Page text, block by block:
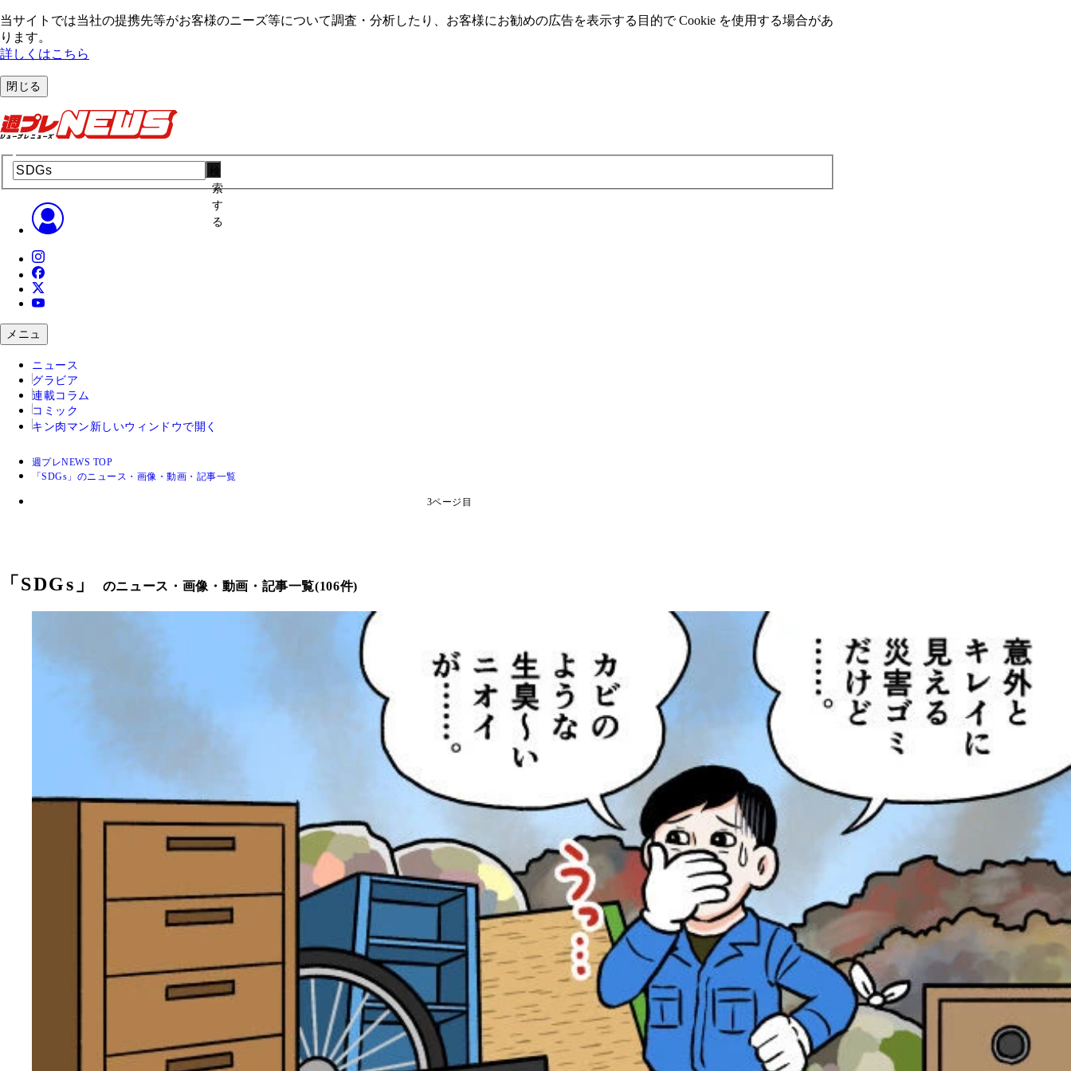
当サイトでは当社の提携先等がお客様のニーズ等について調査・分析したり、お客様にお勧めの広告を表⽰する⽬的で Cookie を使⽤する場合があ
ります。
詳しくはこちら
閉じる
索
す
る
メニュ
ニュース
グラビア
連載コラム
コミック
キン肉マン 新しいウィンドウで開く
週プレNEWS TOP
「SDGs」のニュース・画像・動画・記事一覧
3ページ目
「 SDGs 」 のニュース・画像・動画・記事一覧(106件)